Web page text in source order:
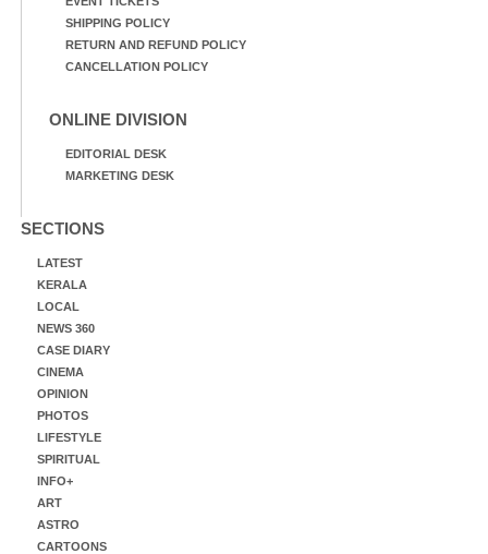
SHIPPING POLICY
RETURN AND REFUND POLICY
CANCELLATION POLICY
ONLINE DIVISION
EDITORIAL DESK
MARKETING DESK
SECTIONS
LATEST
KERALA
LOCAL
NEWS 360
CASE DIARY
CINEMA
OPINION
PHOTOS
LIFESTYLE
SPIRITUAL
INFO+
ART
ASTRO
CARTOONS